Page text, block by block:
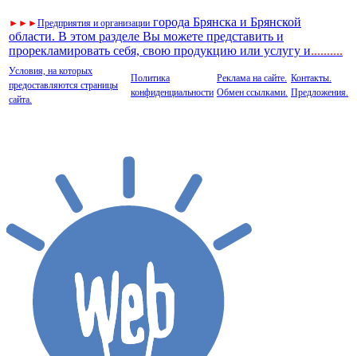
► ► ►Предприятия и организации города Брянска и Брянской
области. В этом разделе Вы можете представить и
прорекламировать себя, свою продукцию или услугу и..........
Условия, на которых
предоставляются страницы
сайта.
Политика
конфиденциальности
Реклама на сайте.
Обмен ссылками.
Контакты.
Предложения.